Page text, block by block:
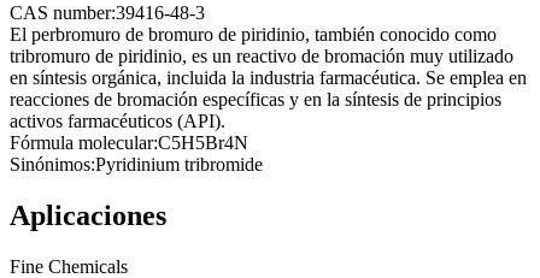
CAS number:39416-48-3
El perbromuro de bromuro de piridinio, también conocido como
tribromuro de piridinio, es un reactivo de bromación muy utilizado
en síntesis orgánica, incluida la industria farmacéutica. Se emplea en
reacciones de bromación específicas y en la síntesis de principios
activos farmacéuticos (API).
Fórmula molecular:C5H5Br4N
Sinónimos:Pyridinium tribromide
Aplicaciones
Fine Chemicals